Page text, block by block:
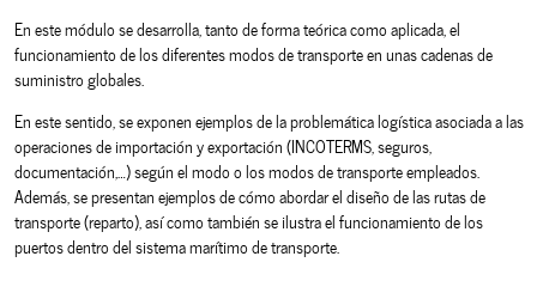
En este módulo se desarrolla, tanto de forma teórica como aplicada, el
funcionamiento de los diferentes modos de transporte en unas cadenas de
suministro globales.
En este sentido, se exponen ejemplos de la problemática logística asociada a las
operaciones de importación y exportación (INCOTERMS, seguros,
documentación,…) según el modo o los modos de transporte empleados.
Además, se presentan ejemplos de cómo abordar el diseño de las rutas de
transporte (reparto), así como también se ilustra el funcionamiento de los
puertos dentro del sistema marítimo de transporte.